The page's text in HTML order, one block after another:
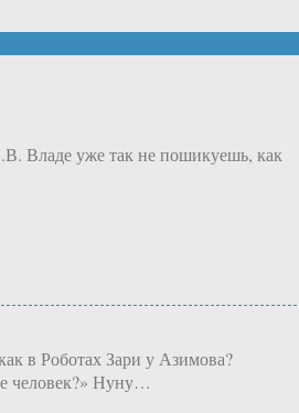
Владе уже так не пошикуешь, как
в Роботах Зари у Азимова?
человек?» Нуну…